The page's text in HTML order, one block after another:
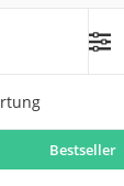
Bestseller